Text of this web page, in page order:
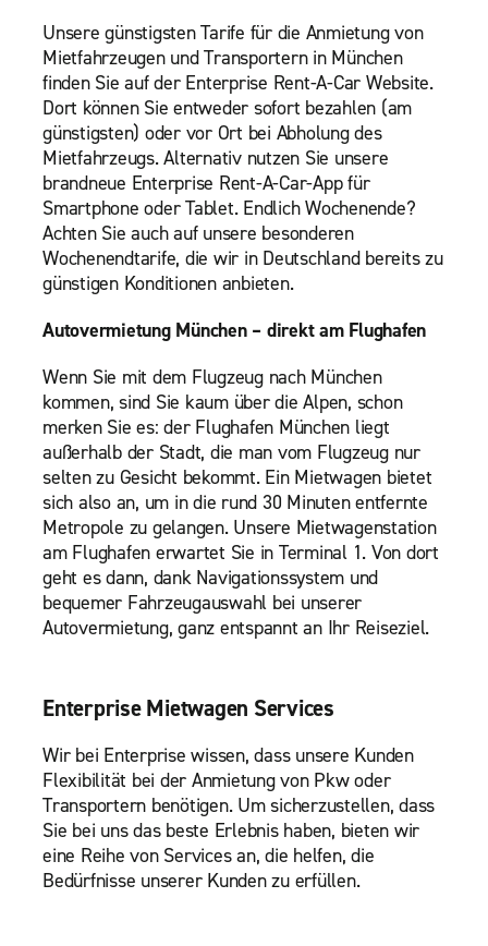
Unsere günstigsten Tarife für die Anmietung von
Mietfahrzeugen und Transportern in München
finden Sie auf der Enterprise Rent-A-Car Website.
Dort können Sie entweder sofort bezahlen (am
günstigsten) oder vor Ort bei Abholung des
Mietfahrzeugs. Alternativ nutzen Sie unsere
brandneue Enterprise Rent-A-Car-App für
Smartphone oder Tablet. Endlich Wochenende?
Achten Sie auch auf unsere besonderen
Wochenendtarife, die wir in Deutschland bereits zu
günstigen Konditionen anbieten.
Autovermietung München – direkt am Flughafen
Wenn Sie mit dem Flugzeug nach München
kommen, sind Sie kaum über die Alpen, schon
merken Sie es: der Flughafen München liegt
außerhalb der Stadt, die man vom Flugzeug nur
selten zu Gesicht bekommt. Ein Mietwagen bietet
sich also an, um in die rund 30 Minuten entfernte
Metropole zu gelangen. Unsere Mietwagenstation
am Flughafen erwartet Sie in Terminal 1. Von dort
geht es dann, dank Navigationssystem und
bequemer Fahrzeugauswahl bei unserer
Autovermietung, ganz entspannt an Ihr Reiseziel.
Enterprise Mietwagen Services
Wir bei Enterprise wissen, dass unsere Kunden
Flexibilität bei der Anmietung von Pkw oder
Transportern benötigen. Um sicherzustellen, dass
Sie bei uns das beste Erlebnis haben, bieten wir
eine Reihe von Services an, die helfen, die
Bedürfnisse unserer Kunden zu erfüllen.